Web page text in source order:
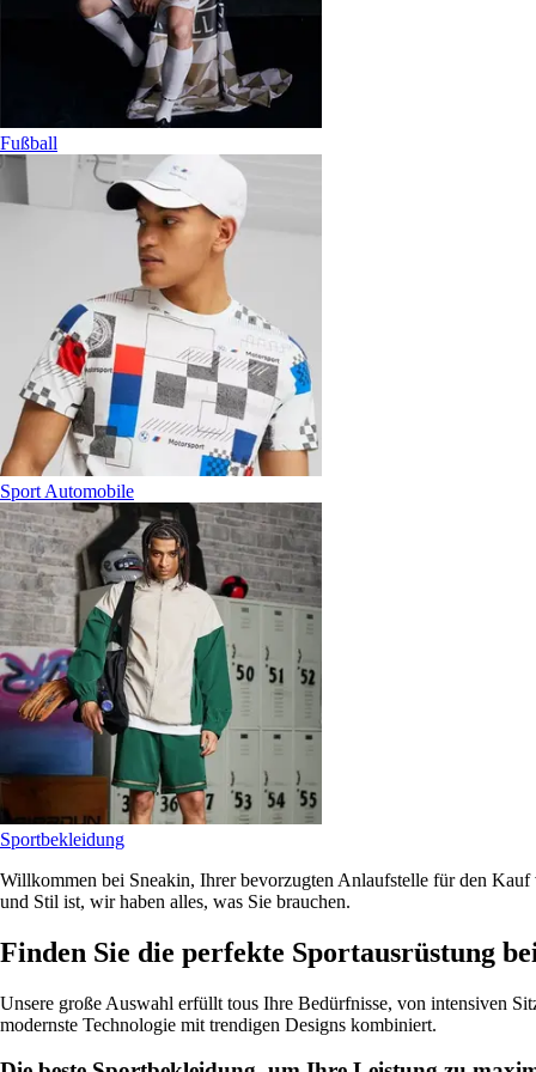
Fußball
Sport Automobile
Sportbekleidung
Willkommen bei Sneakin, Ihrer bevorzugten Anlaufstelle für den
und Stil ist, wir haben alles, was Sie brauchen.
Finden Sie die perfekte Sportausrüstung
Unsere große Auswahl erfüllt tous Ihre Bedürfnisse, von intensiven
modernste Technologie mit trendigen Designs kombiniert.